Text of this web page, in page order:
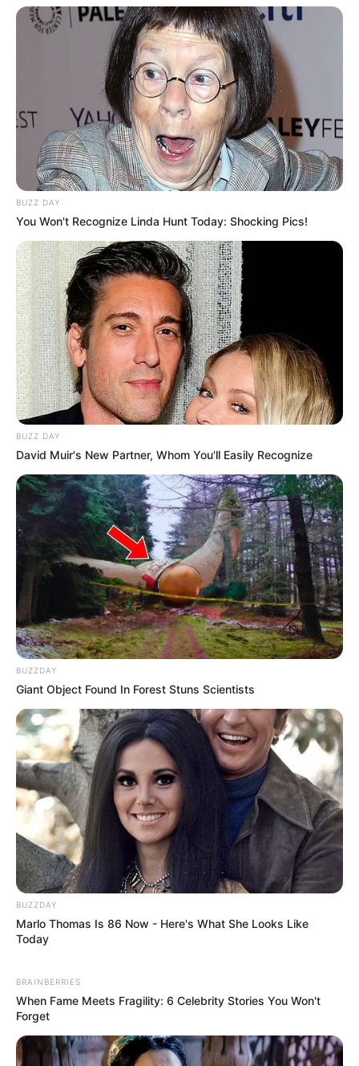
BUZZ DAY
You Won't Recognize Linda Hunt Today: Shocking Pics!
BUZZ DAY
David Muir's New Partner, Whom You'll Easily Recognize
BUZZDAY
Giant Object Found In Forest Stuns Scientists
BUZZDAY
Marlo Thomas Is 86 Now - Here's What She Looks Like
Today
BRAINBERRIES
When Fame Meets Fragility: 6 Celebrity Stories You Won't
Forget